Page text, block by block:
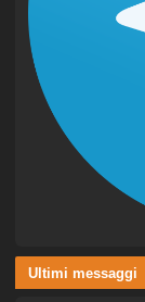
Ultimi messaggi